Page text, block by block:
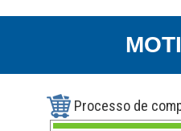
Processo de